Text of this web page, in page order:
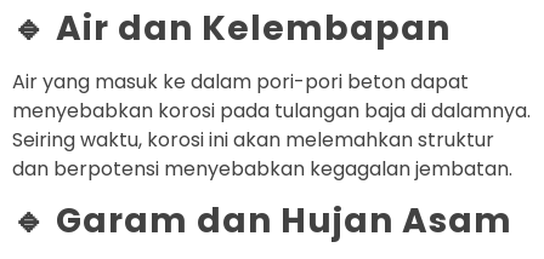
🔹 Air dan Kelembapan
Air yang masuk ke dalam pori-pori beton dapat
menyebabkan korosi pada tulangan baja di dalamnya.
Seiring waktu, korosi ini akan melemahkan struktur
dan berpotensi menyebabkan kegagalan jembatan.
🔹 Garam dan Hujan Asam